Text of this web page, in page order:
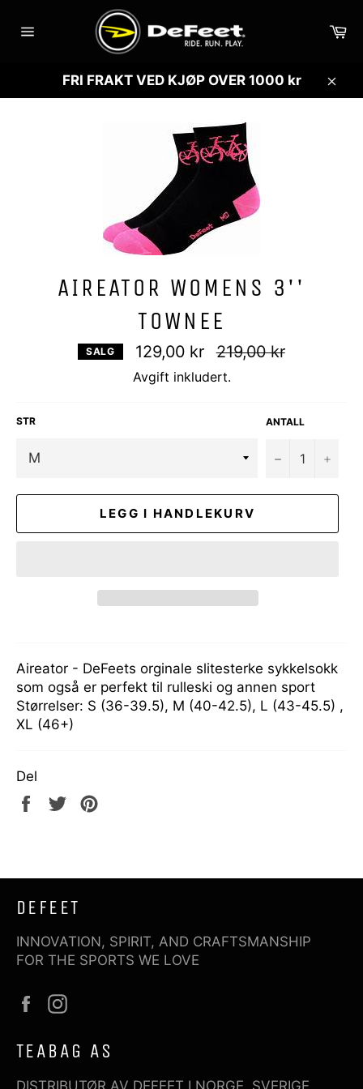
videre
Sidenavigasjon
FRI FRAKT VED KJØP OVER 1000 kr
Lukk
AIREATOR WOMENS 3''
TOWNEE
SALG 129,00 kr
Vanlig
pris
219,00 kr
Avgift inkludert.
STR ANTALL
− +
LEGG I HANDLEKURV
Aireator - DeFeets orginale slitesterke sykkelsokk
som også er perfekt til rulleski og annen sport
Størrelser: S (36-39.5), M (40-42.5), L (43-45.5) ,
XL (46+)
Del
Del
Tweet
DEFEET
INNOVATION, SPIRIT, AND CRAFTSMANSHIP
FOR THE SPORTS WE LOVE
Facebook
TEABAG AS
DISTRIBUTØR AV DEFEET I NORGE, SVERIGE,